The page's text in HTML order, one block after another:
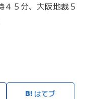
５分、大阪地裁５
はてブ